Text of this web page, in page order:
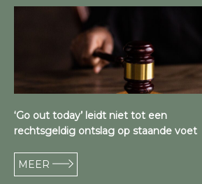
‘Go out today’ leidt niet tot een
rechtsgeldig ontslag op staande voet
MEER